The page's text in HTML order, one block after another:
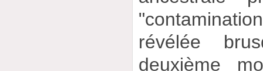
révélée
deuxième